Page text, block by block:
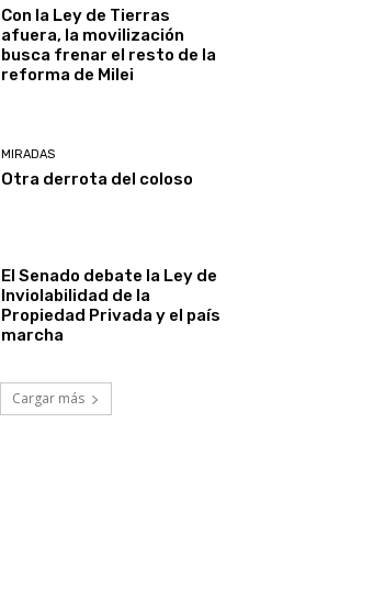
Con la Ley de Tierras
afuera, la movilización
busca frenar el resto de la
reforma de Milei
MIRADAS
Otra derrota del coloso
El Senado debate la Ley de
Inviolabilidad de la
Propiedad Privada y el país
marcha
Cargar más